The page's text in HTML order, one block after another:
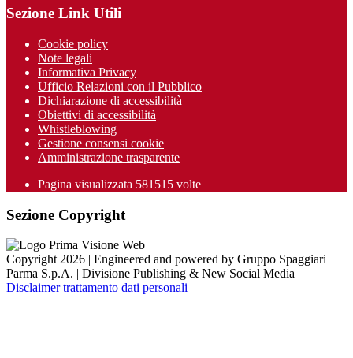
Sezione Link Utili
Cookie policy
Note legali
Informativa Privacy
Ufficio Relazioni con il Pubblico
Dichiarazione di accessibilità
Obiettivi di accessibilità
Whistleblowing
Gestione consensi cookie
Amministrazione trasparente
Pagina visualizzata 581515 volte
Sezione Copyright
Copyright 2026 | Engineered and powered by Gruppo Spaggiari
Parma S.p.A. | Divisione Publishing & New Social Media
Disclaimer trattamento dati personali